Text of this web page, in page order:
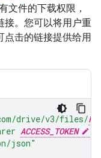
文件的下载权限，
接。您可以将用户重
点击的链接提供给用
drive/v3/files/
ACCESS_TOKEN
json"